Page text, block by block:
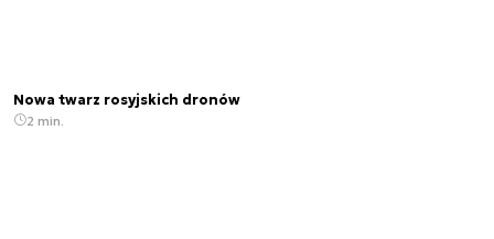
Nowa twarz rosyjskich dronów
2 min.